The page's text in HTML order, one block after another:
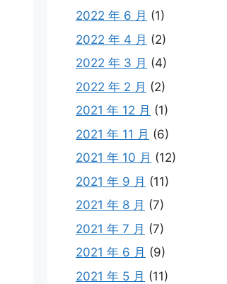
2022 年 6 月 (1)
2022 年 4 月 (2)
2022 年 3 月 (4)
2022 年 2 月 (2)
2021 年 12 月 (1)
2021 年 11 月 (6)
2021 年 10 月 (12)
2021 年 9 月 (11)
2021 年 8 月 (7)
2021 年 7 月 (7)
2021 年 6 月 (9)
2021 年 5 月 (11)